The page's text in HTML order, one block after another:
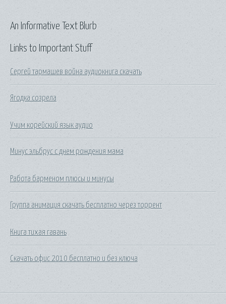
Links to Important Stuff
Сергей тармашев война аудиокнига скачать
Ягодка созрела
Учим корейский язык аудио
Минус эльбрус с днем рождения мама
Работа барменом плюсы и минусы
Группа анимация скачать бесплатно через торрент
Книга тихая гавань
Скачать офис 2010 бесплатно и без ключа
An Informative Text Blurb